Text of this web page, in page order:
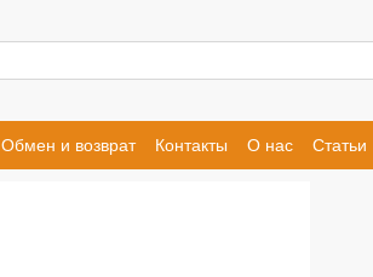
Обмен и возврат Контакты О нас Статьи